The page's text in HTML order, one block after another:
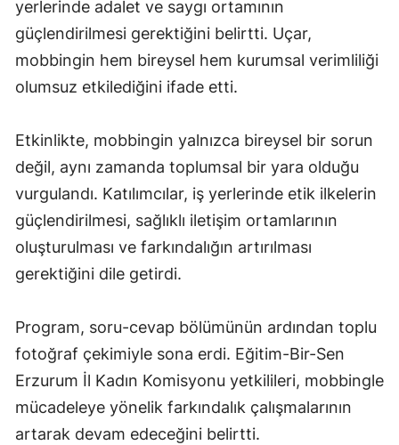
yerlerinde adalet ve saygı ortamının
güçlendirilmesi gerektiğini belirtti. Uçar,
mobbingin hem bireysel hem kurumsal verimliliği
olumsuz etkilediğini ifade etti.
Etkinlikte, mobbingin yalnızca bireysel bir sorun
değil, aynı zamanda toplumsal bir yara olduğu
vurgulandı. Katılımcılar, iş yerlerinde etik ilkelerin
güçlendirilmesi, sağlıklı iletişim ortamlarının
oluşturulması ve farkındalığın artırılması
gerektiğini dile getirdi.
Program, soru-cevap bölümünün ardından toplu
fotoğraf çekimiyle sona erdi. Eğitim-Bir-Sen
Erzurum İl Kadın Komisyonu yetkilileri, mobbingle
mücadeleye yönelik farkındalık çalışmalarının
artarak devam edeceğini belirtti.